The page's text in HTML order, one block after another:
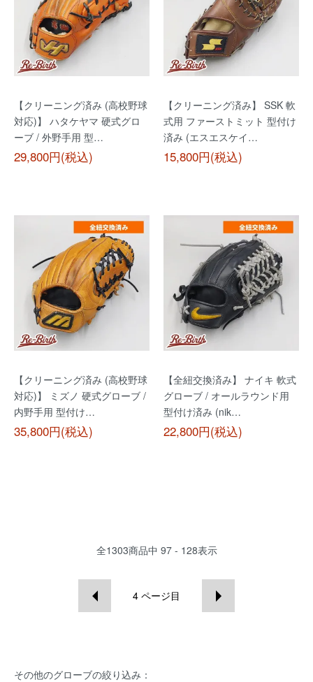
【クリーニング済み (高校野球
対応)】 ハタケヤマ 硬式グロ
ーブ / 外野手用 型…
29,800円(税込)
【クリーニング済み】 SSK 軟
式用 ファーストミット 型付け
済み (エスエスケイ…
15,800円(税込)
【クリーニング済み (高校野球
対応)】 ミズノ 硬式グローブ /
内野手用 型付け…
35,800円(税込)
【全紐交換済み】 ナイキ 軟式
グローブ / オールラウンド用
型付け済み (nik…
22,800円(税込)
全1303商品中 97 - 128表示
4 ページ目
その他のグローブの絞り込み：